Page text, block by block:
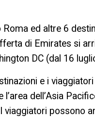
ed altre 6
di Emirates si
DC (dal 16
e i
dell’Asia
possono